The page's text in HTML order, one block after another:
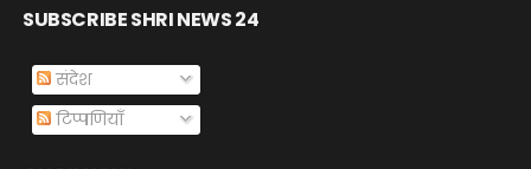
SUBSCRIBE SHRI NEWS 24
संदेश
टिप्पणियाँ